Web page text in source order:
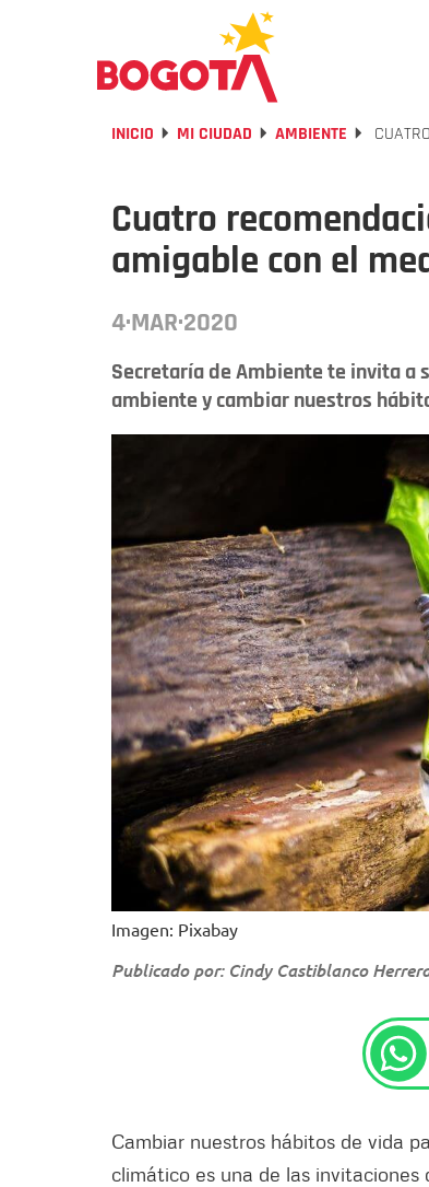
INICIO MI CIUDAD AMBIENTE
Cuatro
amigable con el
4·MAR·2020
Secretaría de Ambiente te invita a
ambiente y cambiar nuestros
Imagen: Pixabay
Publicado por: Cindy Castiblanco
Cambiar nuestros hábitos de vida
climático es una de las